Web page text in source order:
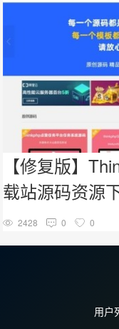
【修复版】
载站源码资源
2428 0 0
用户